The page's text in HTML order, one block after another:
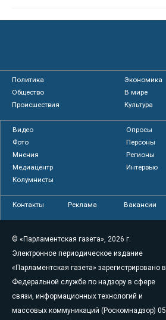
Политика
Экономика
Общество
В мире
Происшествия
Культура
Видео
Опросы
Фото
Персоны
Мнения
Регионы
Медиацентр
Интервью
Колумнисты
Контакты Реклама Вакансии
© «Парламентская газета», 2026 г.
Электронное периодическое издание
«Парламентская газета» зарегистрировано в
Федеральной службе по надзору в сфере
связи, информационных технологий и
массовых коммуникаций (Роскомнадзор) 05